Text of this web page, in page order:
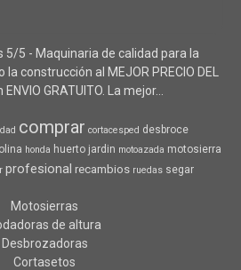
5/5 - Maquinaria de calidad para la
construcción al MEJOR PRECIO DEL
GRATUITO. La mejor...
comprar cortacesped desbroce
honda huerto jardin motoazada motosierra
profesional recambios ruedas segar
Motosierras
de altura
Desbrozadoras
Cortasetos